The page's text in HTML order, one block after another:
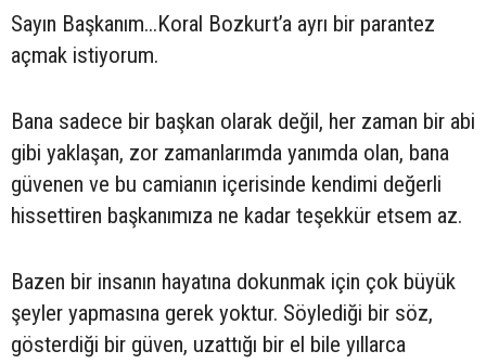
Sayın Başkanım...Koral Bozkurt’a ayrı bir parantez
açmak istiyorum.
Bana sadece bir başkan olarak değil, her zaman bir abi
gibi yaklaşan, zor zamanlarımda yanımda olan, bana
güvenen ve bu camianın içerisinde kendimi değerli
hissettiren başkanımıza ne kadar teşekkür etsem az.
Bazen bir insanın hayatına dokunmak için çok büyük
şeyler yapmasına gerek yoktur. Söylediği bir söz,
gösterdiği bir güven, uzattığı bir el bile yıllarca